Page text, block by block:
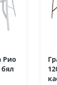
Рио
бял